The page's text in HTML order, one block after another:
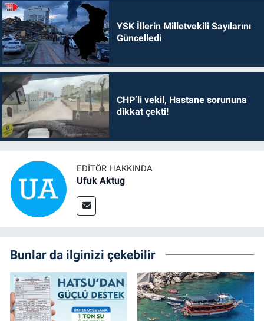
YSK İllerin Milletvekili Sayılarını
Güncelledi
CHP’li vekil, Hastane sorununa
dikkat çekti!
EDITÖR HAKKINDA
Ufuk Aktug
Bunlar da ilginizi çekebilir